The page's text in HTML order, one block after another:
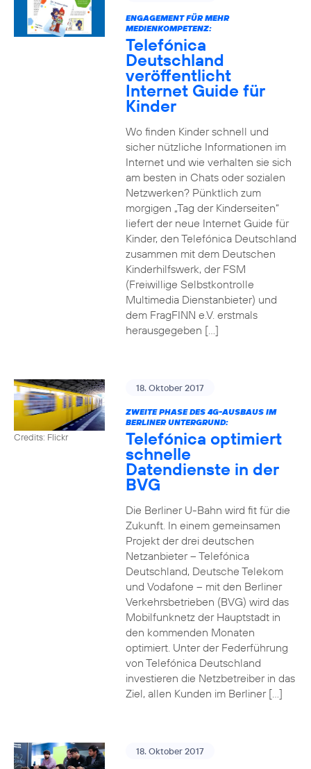
ENGAGEMENT FÜR MEHR
MEDIENKOMPETENZ:
Telefónica
Deutschland
veröffentlicht
Internet Guide für
Kinder
Wo finden Kinder schnell und
sicher nützliche Informationen im
Internet und wie verhalten sie sich
am besten in Chats oder sozialen
Netzwerken? Pünktlich zum
morgigen „Tag der Kinderseiten“
liefert der neue Internet Guide für
Kinder, den Telefónica Deutschland
zusammen mit dem Deutschen
Kinderhilfswerk, der FSM
(Freiwillige Selbstkontrolle
Multimedia Dienstanbieter) und
dem FragFINN e.V. erstmals
herausgegeben […]
Credits: Flickr
18. Oktober 2017
ZWEITE PHASE DES 4G-AUSBAUS IM
BERLINER UNTERGRUND:
Telefónica optimiert
schnelle
Datendienste in der
BVG
Die Berliner U-Bahn wird fit für die
Zukunft. In einem gemeinsamen
Projekt der drei deutschen
Netzanbieter – Telefónica
Deutschland, Deutsche Telekom
und Vodafone – mit den Berliner
Verkehrsbetrieben (BVG) wird das
Mobilfunknetz der Hauptstadt in
den kommenden Monaten
optimiert. Unter der Federführung
von Telefónica Deutschland
investieren die Netzbetreiber in das
Ziel, allen Kunden im Berliner […]
18. Oktober 2017